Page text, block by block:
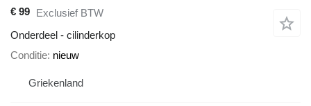
€ 99 Exclusief BTW
Onderdeel - cilinderkop
Conditie nieuw
Griekenland